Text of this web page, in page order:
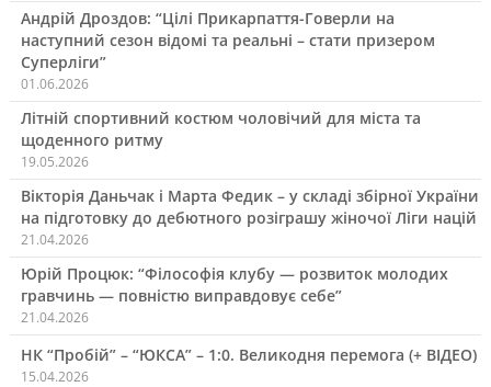
Андрій Дроздов: “Цілі Прикарпаття-Говерли на
наступний сезон відомі та реальні – стати призером
Суперліги”
01.06.2026
Літній спортивний костюм чоловічий для міста та
щоденного ритму
19.05.2026
Вікторія Даньчак і Марта Федик – у складі збірної України
на підготовку до дебютного розіграшу жіночої Ліги націй
21.04.2026
Юрій Процюк: “Філософія клубу — розвиток молодих
гравчинь — повністю виправдовує себе”
21.04.2026
НК “Пробій” – “ЮКСА” – 1:0. Великодня перемога (+ ВІДЕО)
15.04.2026